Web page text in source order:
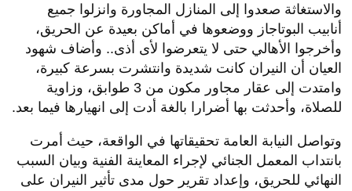
والاستغاثة صعدوا إلى المنازل المجاورة وانزلوا جميع
أنابيب البوتاجاز ووضعوها في أماكن بعيدة عن الحريق،
وأخرجوا الأهالي حتى لا يتعرضوا لأى أذى.. وأضاف شهود
العيان أن النيران كانت شديدة وانتشرت بسرعة كبيرة،
وامتدت إلى عقار مجاور مكون من 3 طوابق، وزاوية
للصلاة، وأحدثت بها أضرارا بالغة أدت إلى انهيارها فيما بعد.
وتواصل النيابة العامة تحقيقاتها في الواقعة، حيث أمرت
بانتداب المعمل الجنائي لإجراء المعاينة الفنية وبيان السبب
النهائي للحريق، وإعداد تقرير حول مدى تأثير النيران على